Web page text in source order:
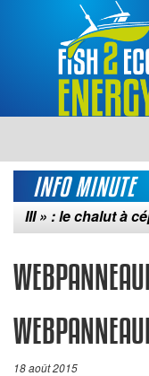
INFO MINUTE
: le chalut à
18 août 2015